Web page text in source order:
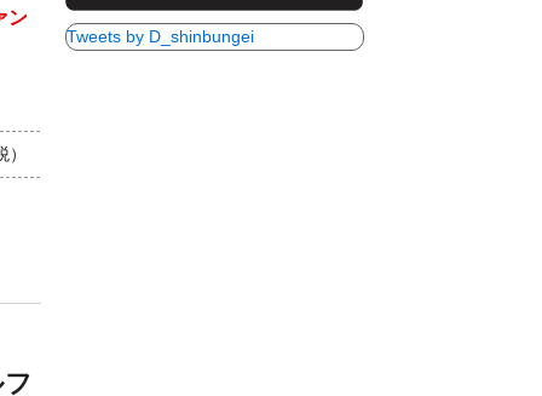
ン
Tweets by D_shinbungei